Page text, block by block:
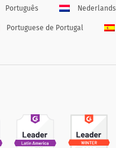
Português Nederlands
Portuguese de Portugal